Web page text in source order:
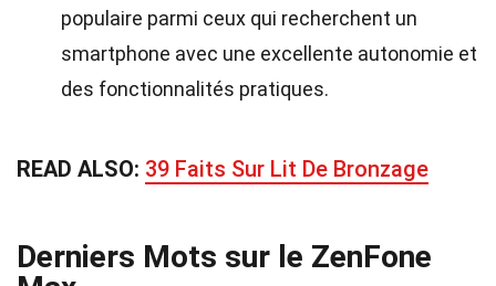
populaire parmi ceux qui recherchent un
smartphone avec une excellente autonomie et
des fonctionnalités pratiques.
READ ALSO: 39 Faits Sur Lit De Bronzage
Derniers Mots sur le ZenFone